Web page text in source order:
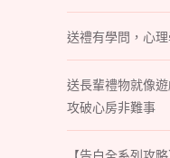
送禮有學問，心
送長輩禮物就像
攻破心房非難事